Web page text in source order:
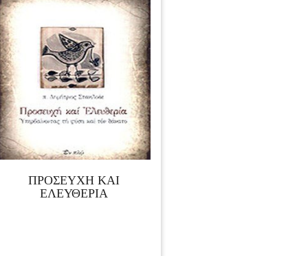
ΠΡΟΣΕΥΧΗ ΚΑΙ
ΕΛΕΥΘΕΡΙΑ